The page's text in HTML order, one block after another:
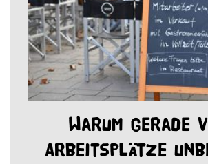
Warum gerade
Arbeitsplätze